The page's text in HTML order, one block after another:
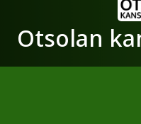
Otsolan